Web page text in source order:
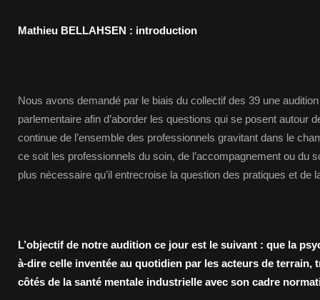
Mathieu BELLAHSEN : introduction
Nous avons demandé par le biais du collectif des 39 une
parlementaire afin d’aborder les questions qui se posent autour
continue de l’ensemble des professionnels gravitant dans le
ce soit les professionnels du soin, de l’accompagnement ou du
plus nécessaire qu’il entrecroise la question des pratiques et de
L’objectif de notre audition ce jour est le suivant : que la
à-dire celle inventée au quotidien par les acteurs de terrain,
côtés de la santé mentale industrielle avec son cadre